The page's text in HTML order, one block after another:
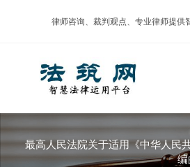
律师咨询、裁判观点、专业律师提供
最高人民法院关于适用《中华人民